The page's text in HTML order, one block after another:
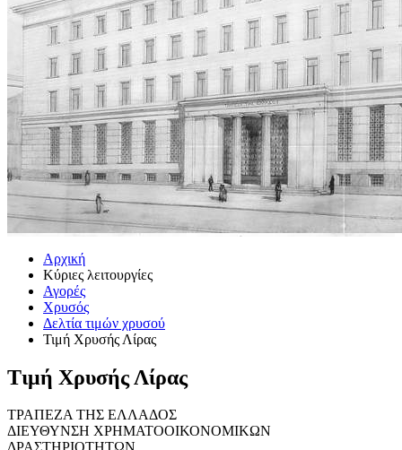
Αρχική
Κύριες λειτουργίες
Αγορές
Χρυσός
Δελτία τιμών χρυσού
Τιμή Χρυσής Λίρας
Τιμή Χρυσής Λίρας
ΤΡΑΠΕΖΑ ΤΗΣ ΕΛΛΑΔΟΣ
ΔΙΕΥΘΥΝΣΗ ΧΡΗΜΑΤΟΟΙΚΟΝΟΜΙΚΩΝ